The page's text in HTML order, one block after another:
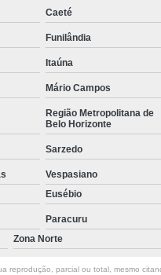
Caeté
Funilândia
Itaúna
Mário Campos
Região Metropolitana de
Belo Horizonte
Sarzedo
Vespasiano
Eusébio
Paracuru
Zona Norte
parcial ou total, mesmo